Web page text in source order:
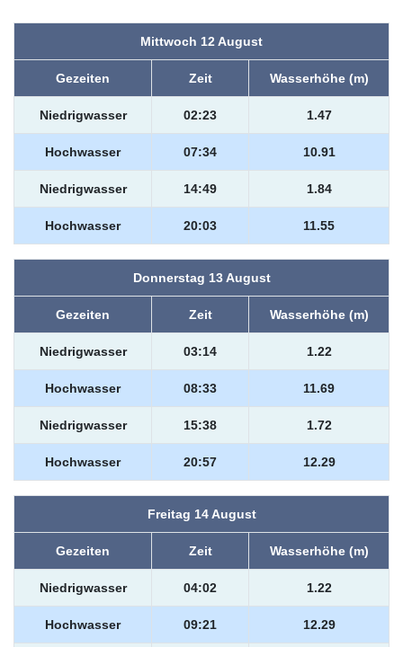
Mittwoch 12 August
Gezeiten Zeit Wasserhöhe (m)
Niedrigwasser 02:23 1.47
Hochwasser 07:34 10.91
Niedrigwasser 14:49 1.84
Hochwasser 20:03 11.55
Donnerstag 13 August
Gezeiten Zeit Wasserhöhe (m)
Niedrigwasser 03:14 1.22
Hochwasser 08:33 11.69
Niedrigwasser 15:38 1.72
Hochwasser 20:57 12.29
Freitag 14 August
Gezeiten Zeit Wasserhöhe (m)
Niedrigwasser 04:02 1.22
Hochwasser 09:21 12.29